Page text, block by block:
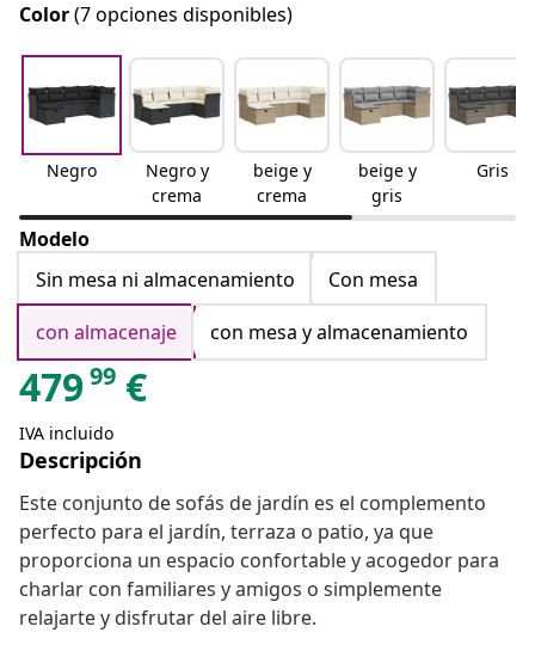
Color(7 opciones disponibles)
Negro
Negro y
crema
beige y
crema
beige y
gris
Gris
Modelo
Sin mesa ni almacenamiento
Con mesa
con almacenaje
con mesa y almacenamiento
47999 €
IVA incluido
Descripción
Este conjunto de sofás de jardín es el complemento
perfecto para el jardín, terraza o patio, ya que
proporciona un espacio confortable y acogedor para
charlar con familiares y amigos o simplemente
relajarte y disfrutar del aire libre.